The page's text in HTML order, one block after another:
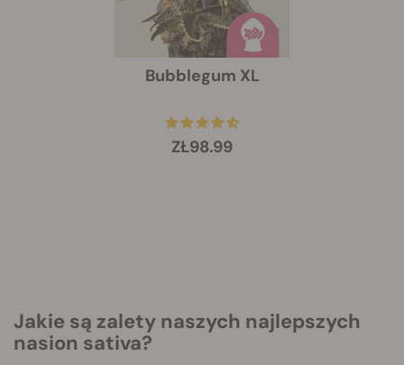
Bubblegum XL
ZŁ98.99
Jakie są zalety naszych najlepszych
nasion sativa?